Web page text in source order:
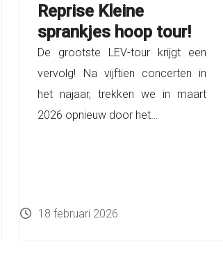
Reprise Kleine
sprankjes hoop tour!
De grootste LEV-tour krijgt een
vervolg! Na vijftien concerten in
het najaar, trekken we in maart
2026 opnieuw door het…
18 februari 2026